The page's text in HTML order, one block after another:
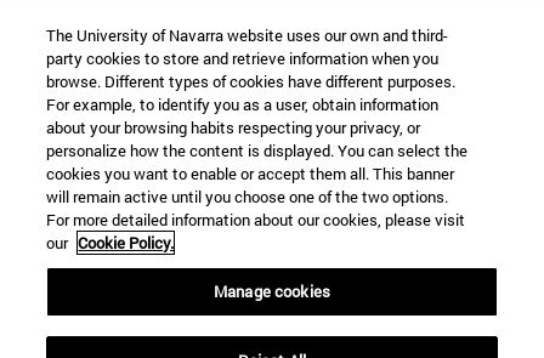
The University of Navarra website uses our own and third-
party cookies to store and retrieve information when you
browse. Different types of cookies have different purposes.
For example, to identify you as a user, obtain information
about your browsing habits respecting your privacy, or
personalize how the content is displayed. You can select the
cookies you want to enable or accept them all. This banner
will remain active until you choose one of the two options.
For more detailed information about our cookies, please visit
our Cookie Policy.
Manage cookies